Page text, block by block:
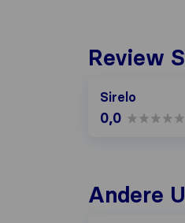
Review
Sirelo
0,0
Andere